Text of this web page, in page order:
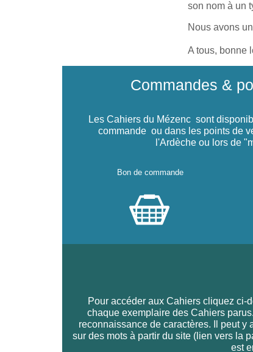
son nom à un
Nous avons
A tous, bonne
Commandes &
Les Cahiers du Mézenc sont
commande ou dans les points de
l'Ardèche ou lors de
Bon de commande
Pour accéder aux Cahiers cliquez ci-
chaque exemplaire des Cahiers
reconnaissance de caractères. Il peut y
sur des mots à partir du site (lien vers la
est